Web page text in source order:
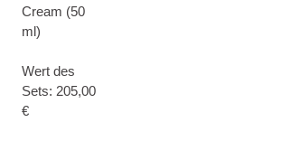
Cream (50
ml)
Wert des
Sets: 205,00
€